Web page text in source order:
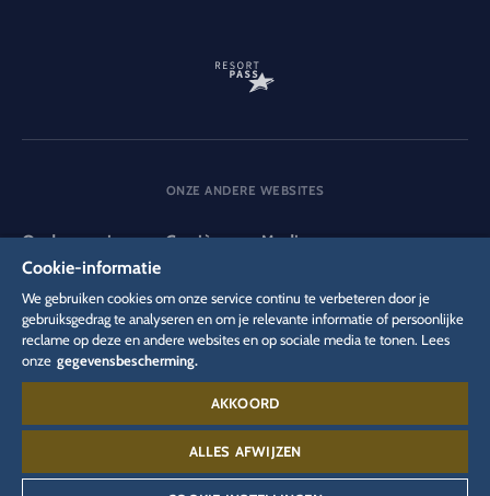
ONZE ANDERE WEBSITES
Onderneming Carrière Media
DSGVO
Privacybeleid Cookie-instellingen
Colofon
Juridische informatie
Contact:
00 49 782 27 71 44 00
Cookie-informatie
We gebruiken cookies om onze service continu te verbeteren door je
gebruiksgedrag te analyseren en om je relevante informatie of persoonlijke
reclame op deze en andere websites en op sociale media te tonen. Lees
onze gegevensbescherming.
AKKOORD
ALLES AFWIJZEN